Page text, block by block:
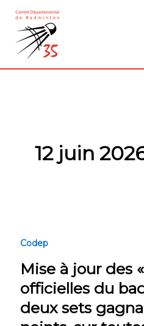
contenu
12 juin
Codep
Mise à jour des
officielles du
deux sets
à
des
« Règles
officielles
du